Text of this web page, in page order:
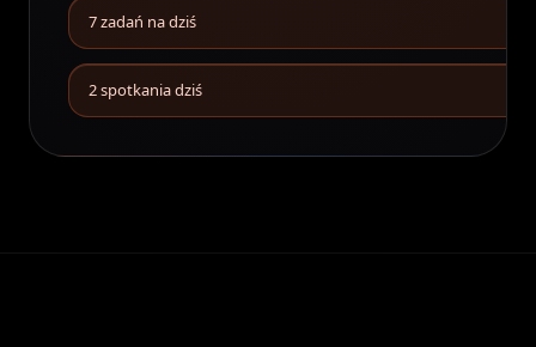
7 zadań na dziś
2 spotkania dziś